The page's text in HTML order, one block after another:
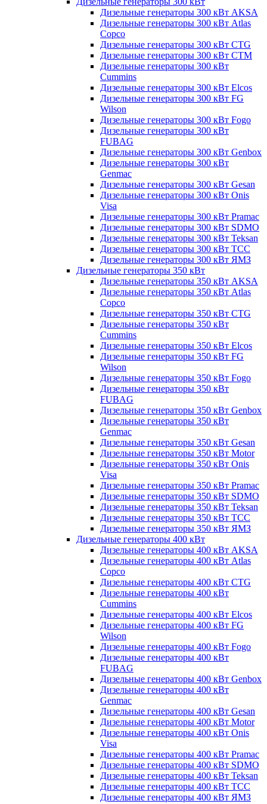
Дизельные генераторы 300 кВт AKSA
Дизельные генераторы 300 кВт Atlas
Copco
Дизельные генераторы 300 кВт CTG
Дизельные генераторы 300 кВт CTM
Дизельные генераторы 300 кВт
Cummins
Дизельные генераторы 300 кВт Elcos
Дизельные генераторы 300 кВт FG
Wilson
Дизельные генераторы 300 кВт Fogo
Дизельные генераторы 300 кВт
FUBAG
Дизельные генераторы 300 кВт Genbox
Дизельные генераторы 300 кВт
Genmac
Дизельные генераторы 300 кВт Gesan
Дизельные генераторы 300 кВт Onis
Visa
Дизельные генераторы 300 кВт Pramac
Дизельные генераторы 300 кВт SDMO
Дизельные генераторы 300 кВт Teksan
Дизельные генераторы 300 кВт ТСС
Дизельные генераторы 300 кВт ЯМЗ
Дизельные генераторы 350 кВт
Дизельные генераторы 350 кВт AKSA
Дизельные генераторы 350 кВт Atlas
Copco
Дизельные генераторы 350 кВт CTG
Дизельные генераторы 350 кВт
Cummins
Дизельные генераторы 350 кВт Elcos
Дизельные генераторы 350 кВт FG
Wilson
Дизельные генераторы 350 кВт Fogo
Дизельные генераторы 350 кВт
FUBAG
Дизельные генераторы 350 кВт Genbox
Дизельные генераторы 350 кВт
Genmac
Дизельные генераторы 350 кВт Gesan
Дизельные генераторы 350 кВт Motor
Дизельные генераторы 350 кВт Onis
Visa
Дизельные генераторы 350 кВт Pramac
Дизельные генераторы 350 кВт SDMO
Дизельные генераторы 350 кВт Teksan
Дизельные генераторы 350 кВт ТСС
Дизельные генераторы 350 кВт ЯМЗ
Дизельные генераторы 400 кВт
Дизельные генераторы 400 кВт AKSA
Дизельные генераторы 400 кВт Atlas
Copco
Дизельные генераторы 400 кВт CTG
Дизельные генераторы 400 кВт
Cummins
Дизельные генераторы 400 кВт Elcos
Дизельные генераторы 400 кВт FG
Wilson
Дизельные генераторы 400 кВт Fogo
Дизельные генераторы 400 кВт
FUBAG
Дизельные генераторы 400 кВт Genbox
Дизельные генераторы 400 кВт
Genmac
Дизельные генераторы 400 кВт Gesan
Дизельные генераторы 400 кВт Motor
Дизельные генераторы 400 кВт Onis
Visa
Дизельные генераторы 400 кВт Pramac
Дизельные генераторы 400 кВт SDMO
Дизельные генераторы 400 кВт Teksan
Дизельные генераторы 400 кВт ТСС
Дизельные генераторы 400 кВт ЯМЗ